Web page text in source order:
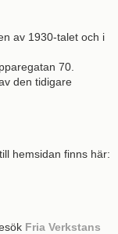
av 1930-talet och i
70.
den tidigare
hemsidan finns här:
Fria Verkstans